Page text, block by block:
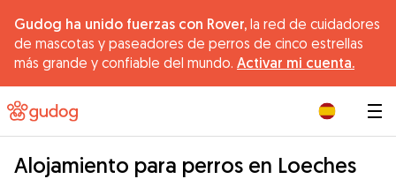
Gudog ha unido fuerzas con Rover, la red de cuidadores
de mascotas y paseadores de perros de cinco estrellas
más grande y confiable del mundo. Activar mi cuenta.
Alojamiento para perros en Loeches